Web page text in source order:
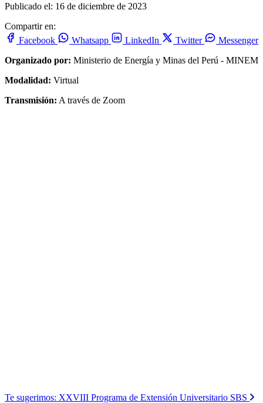
Publicado el: 16 de diciembre de 2023
Compartir en:
Facebook
Whatsapp LinkedIn Twitter
Messenger
Organizado por: Ministerio de Energía y Minas del Perú - MINEM
Modalidad: Virtual
Transmisión: A través de Zoom
Te sugerimos: XXVIII Programa de Extensión Universitario SBS